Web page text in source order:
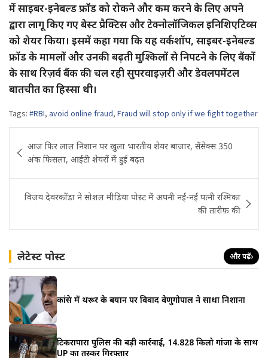
में साइबर-इनेबल्ड फ्रॉड को रोकने और कम करने के लिए अपने
द्वारा लागू किए गए बेस्ट प्रैक्टिस और टेक्नोलॉजिकल इनिशिएटिव्स
को शेयर किया। इसमें कहा गया कि यह वर्कशॉप, साइबर-इनेबल्ड
फ्रॉड के मामलों और उनकी बढ़ती मुश्किलों से निपटने के लिए बैंकों
के साथ रिज़र्व बैंक की चल रही सुपरवाइज़री और डेवलपमेंटल
बातचीत का हिस्सा थी।
Tags: #RBI, avoid online fraud, Fraud will stop only if we fight together
navigation
आज फिर लाल निशान पर खुला भारतीय शेयर बाजार, सेंसेक्स 350
अंक फिसला, आईटी शेयरों में हुई बढ़त
विजय देवरकोंडा ने सोशल मीडिया पोस्ट में अपनी नई-नई पत्नी रश्मिका
की तारीफ़ की
लेटेस्ट पोस्ट और पढ़ें›
कांग्रेस में थरूर के बयान पर विवाद वेणुगोपाल ने साधा निशाना
टिकरापारा पुलिस की बड़ी कार्रवाई, 14.828 किलो गांजा के साथ
UP का तस्कर गिरफ्तार